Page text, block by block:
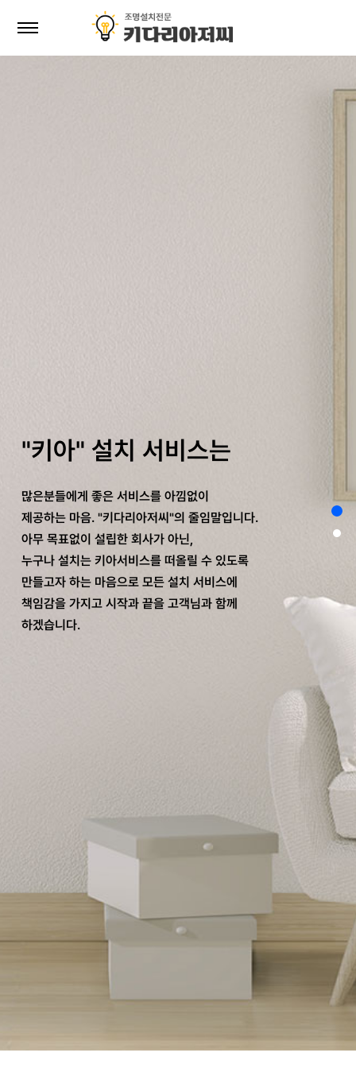
"키아" 설치 서비스는
많은분들에게 좋은 서비스를 아낌없이
제공하는 마음."키다리아저씨"의 줄임말입니다.
아무 목표없이 설립한 회사가 아닌,
누구나 설치는 키아서비스를 떠올릴 수 있도록
만들고자 하는 마음으로모든 설치 서비스에
책임감을 가지고 시작과 끝을 고객님과 함께
하겠습니다.